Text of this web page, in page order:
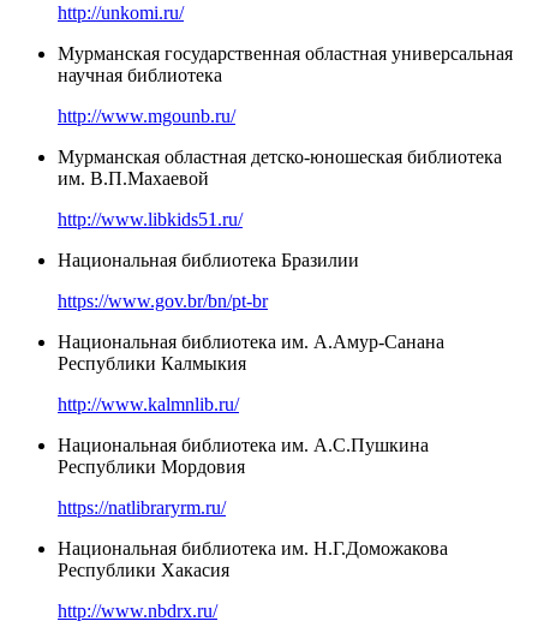
http://unkomi.ru/
Мурманская государственная областная универсальная
научная библиотека
http://www.mgounb.ru/
Мурманская областная детско-юношеская библиотека
им. В.П.Махаевой
http://www.libkids51.ru/
Национальная библиотека Бразилии
https://www.gov.br/bn/pt-br
Национальная библиотека им. А.Амур-Санана
Республики Калмыкия
http://www.kalmnlib.ru/
Национальная библиотека им. А.С.Пушкина
Республики Мордовия
https://natlibraryrm.ru/
Национальная библиотека им. Н.Г.Доможакова
Республики Хакасия
http://www.nbdrx.ru/